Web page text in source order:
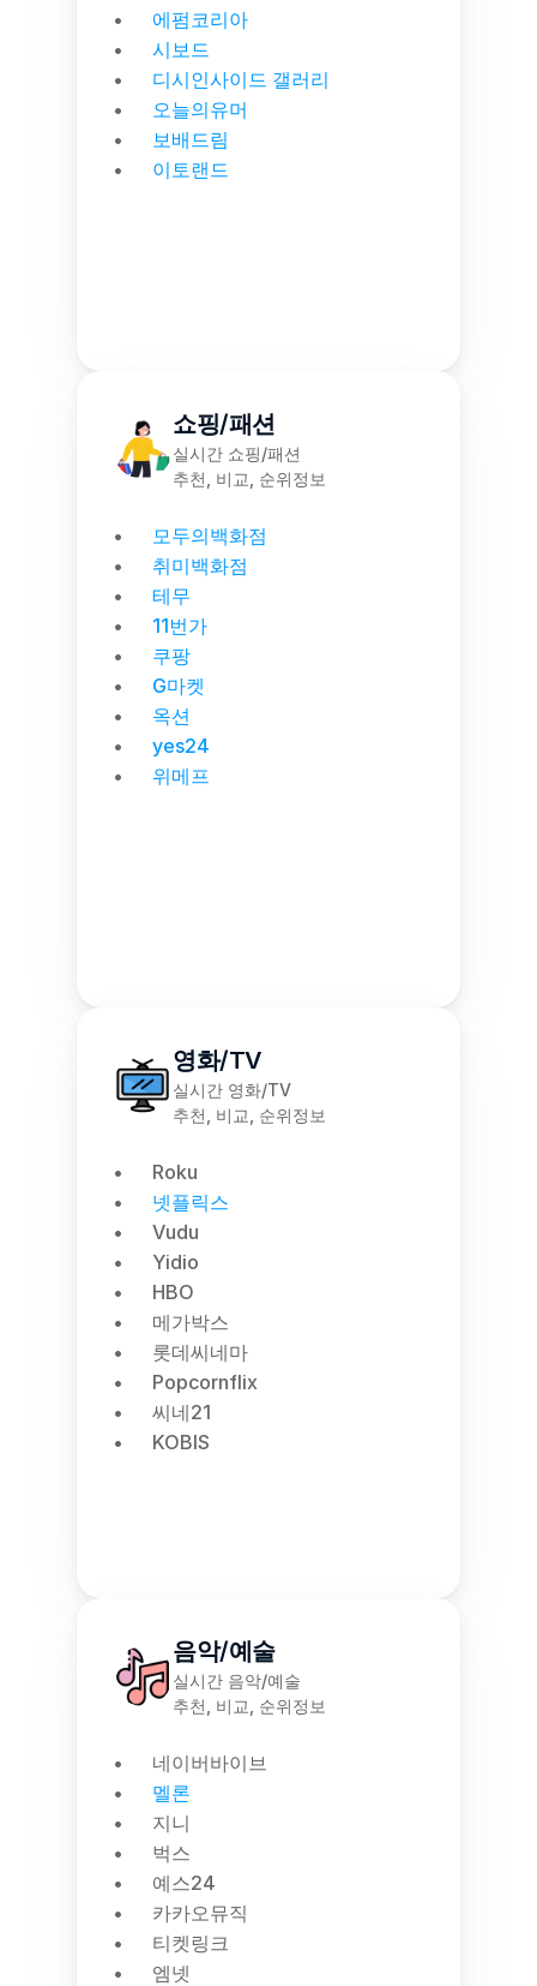
에펌코리아
시보드
디시인사이드 갤러리
오늘의유머
보배드림
이토랜드
쇼핑/패션
실시간 쇼핑/패션
추천, 비교, 순위정보
모두의백화점
취미백화점
테무
11번가
쿠팡
G마켓
옥션
yes24
위메프
영화/TV
실시간 영화/TV
추천, 비교, 순위정보
Roku
넷플릭스
Vudu
Yidio
HBO
메가박스
롯데씨네마
Popcornflix
씨네21
KOBIS
음악/예술
실시간 음악/예술
추천, 비교, 순위정보
네이버바이브
멜론
지니
벅스
예스24
카카오뮤직
티켓링크
엠넷